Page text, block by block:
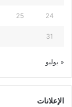
24
25
31
« يوليو
الإعلانات